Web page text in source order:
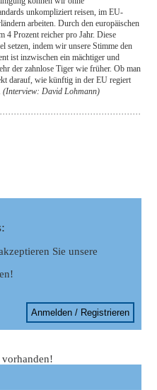
unkompliziert reisen, im EU-
arbeiten. Durch den europäischen
4 Prozent reicher pro Jahr. Diese
setzen, indem wir unsere Stimme den
ist inzwischen ein mächtiger und
der zahnlose Tiger wie früher. Ob man
darauf, wie künftig in der EU regiert
(Interview: David Lohmann)
Sie unsere
Anmelden / Registrieren